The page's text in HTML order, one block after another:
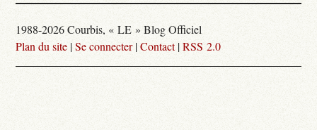
1988-2026 Courbis, « LE » Blog Officiel
Plan du site |Se connecter|Contact|RSS 2.0